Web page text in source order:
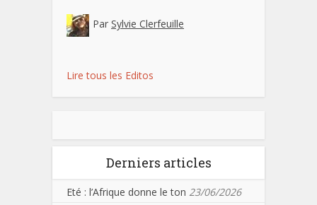
Par Sylvie Clerfeuille
Lire tous les Editos
Derniers articles
Eté : l’Afrique donne le ton 23/06/2026